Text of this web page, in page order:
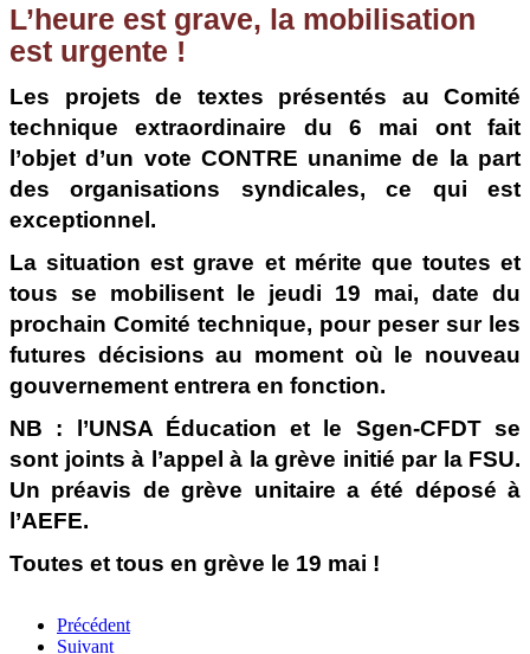
L’heure est grave, la mobilisation
est urgente !
Les projets de textes présentés au Comité
technique extraordinaire du 6 mai ont fait
l’objet d’un vote CONTRE unanime de la part
des organisations syndicales, ce qui est
exceptionnel.
La situation est grave et mérite que toutes et
tous se mobilisent le jeudi 19 mai, date du
prochain Comité technique, pour peser sur les
futures décisions au moment où le nouveau
gouvernement entrera en fonction.
NB : l’UNSA Éducation et le Sgen-CFDT se
sont joints à l’appel à la grève initié par la FSU.
Un préavis de grève unitaire a été déposé à
l’AEFE.
Toutes et tous en grève le 19 mai !
Précédent
Suivant